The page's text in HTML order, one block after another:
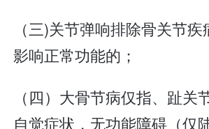
（三)关节弹响排除骨关节
影响正常功能的；
（四）大骨节病仅指、趾关
自觉症状，无功能障碍（仅